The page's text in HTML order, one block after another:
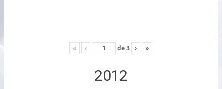
« ‹ de3 › »
2012